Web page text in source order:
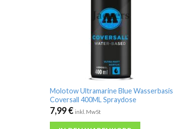
Molotow Ultramarine Blue Wasserbasis
Coversall 400ML Spraydose
7,99€ inkl. MwSt